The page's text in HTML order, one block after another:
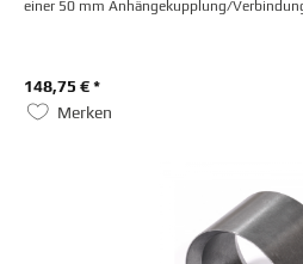
einer 50 mm Anhängekupplung/
148,75 € *
Merken